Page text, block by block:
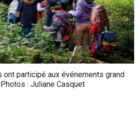
ont participé aux événements grand
: Juliane Casquet